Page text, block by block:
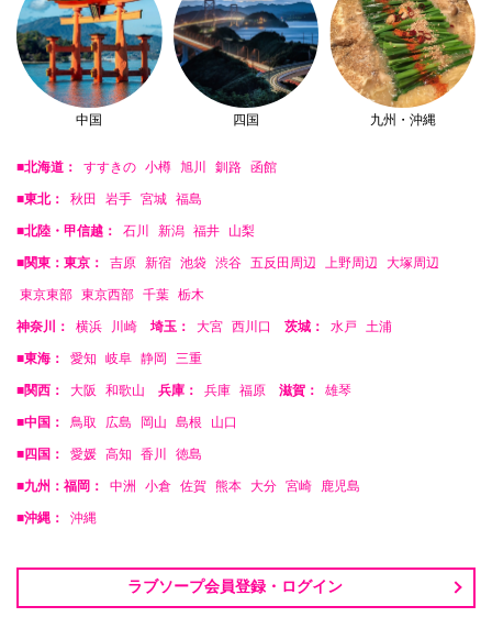
中国 四国 九州・沖縄
■北海道： すすきの 小樽 旭川 釧路 函館
■東北： 秋田 岩手 宮城 福島
■北陸・甲信越： 石川 新潟 福井 山梨
■関東：東京： 吉原 新宿 池袋 渋谷 五反田周辺 上野周辺 大塚周辺
東京東部 東京西部 千葉 栃木
神奈川： 横浜 川崎 埼玉： 大宮 西川口 茨城： 水戸 土浦
■東海： 愛知 岐阜 静岡 三重
■関西： 大阪 和歌山 兵庫： 兵庫 福原 滋賀： 雄琴
■中国： 鳥取 広島 岡山 島根 山口
■四国： 愛媛 高知 香川 徳島
■九州：福岡： 中洲 小倉 佐賀 熊本 大分 宮崎 鹿児島
■沖縄： 沖縄
ラブソープ会員登録・ログイン